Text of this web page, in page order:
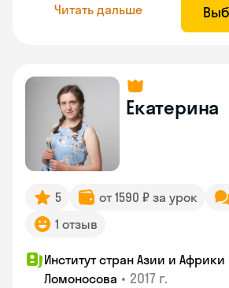
Читать дальше
Екатерина
5 от 1590 ₽ за урок
1 отзыв
Институт стран Азии и
Ломоносова • 2017 г.